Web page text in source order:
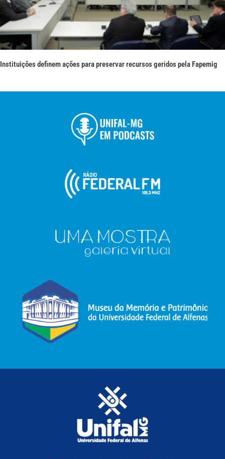
Instituições definem ações para preservar recursos geridos pela Fapemig